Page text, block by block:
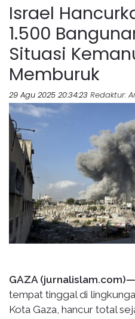
Israel
1.500
Situasi
Memburuk
29 Agu 2025 20:34:23 Redaktur:
GAZA (jurnalislam.com)—
tempat tinggal di
Kota Gaza, hancur total